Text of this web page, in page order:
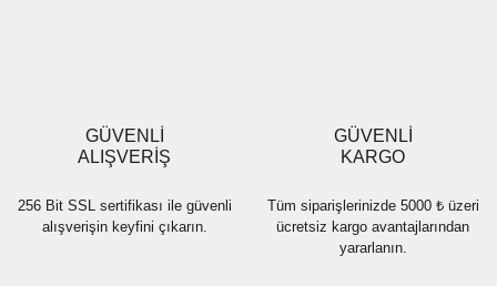
Ürün fiyatı diğer sitelerden daha pahalı.
Bu ürüne benzer farklı alternatifler olmalı.
GÜVENLİ
ALIŞVERİŞ
256 Bit SSL sertifikası ile güvenli
alışverişin keyfini çıkarın.
GÜVENLİ
KARGO
Tüm siparişlerinizde 5000 ₺ üzeri
ücretsiz kargo avantajlarından
yararlanın.